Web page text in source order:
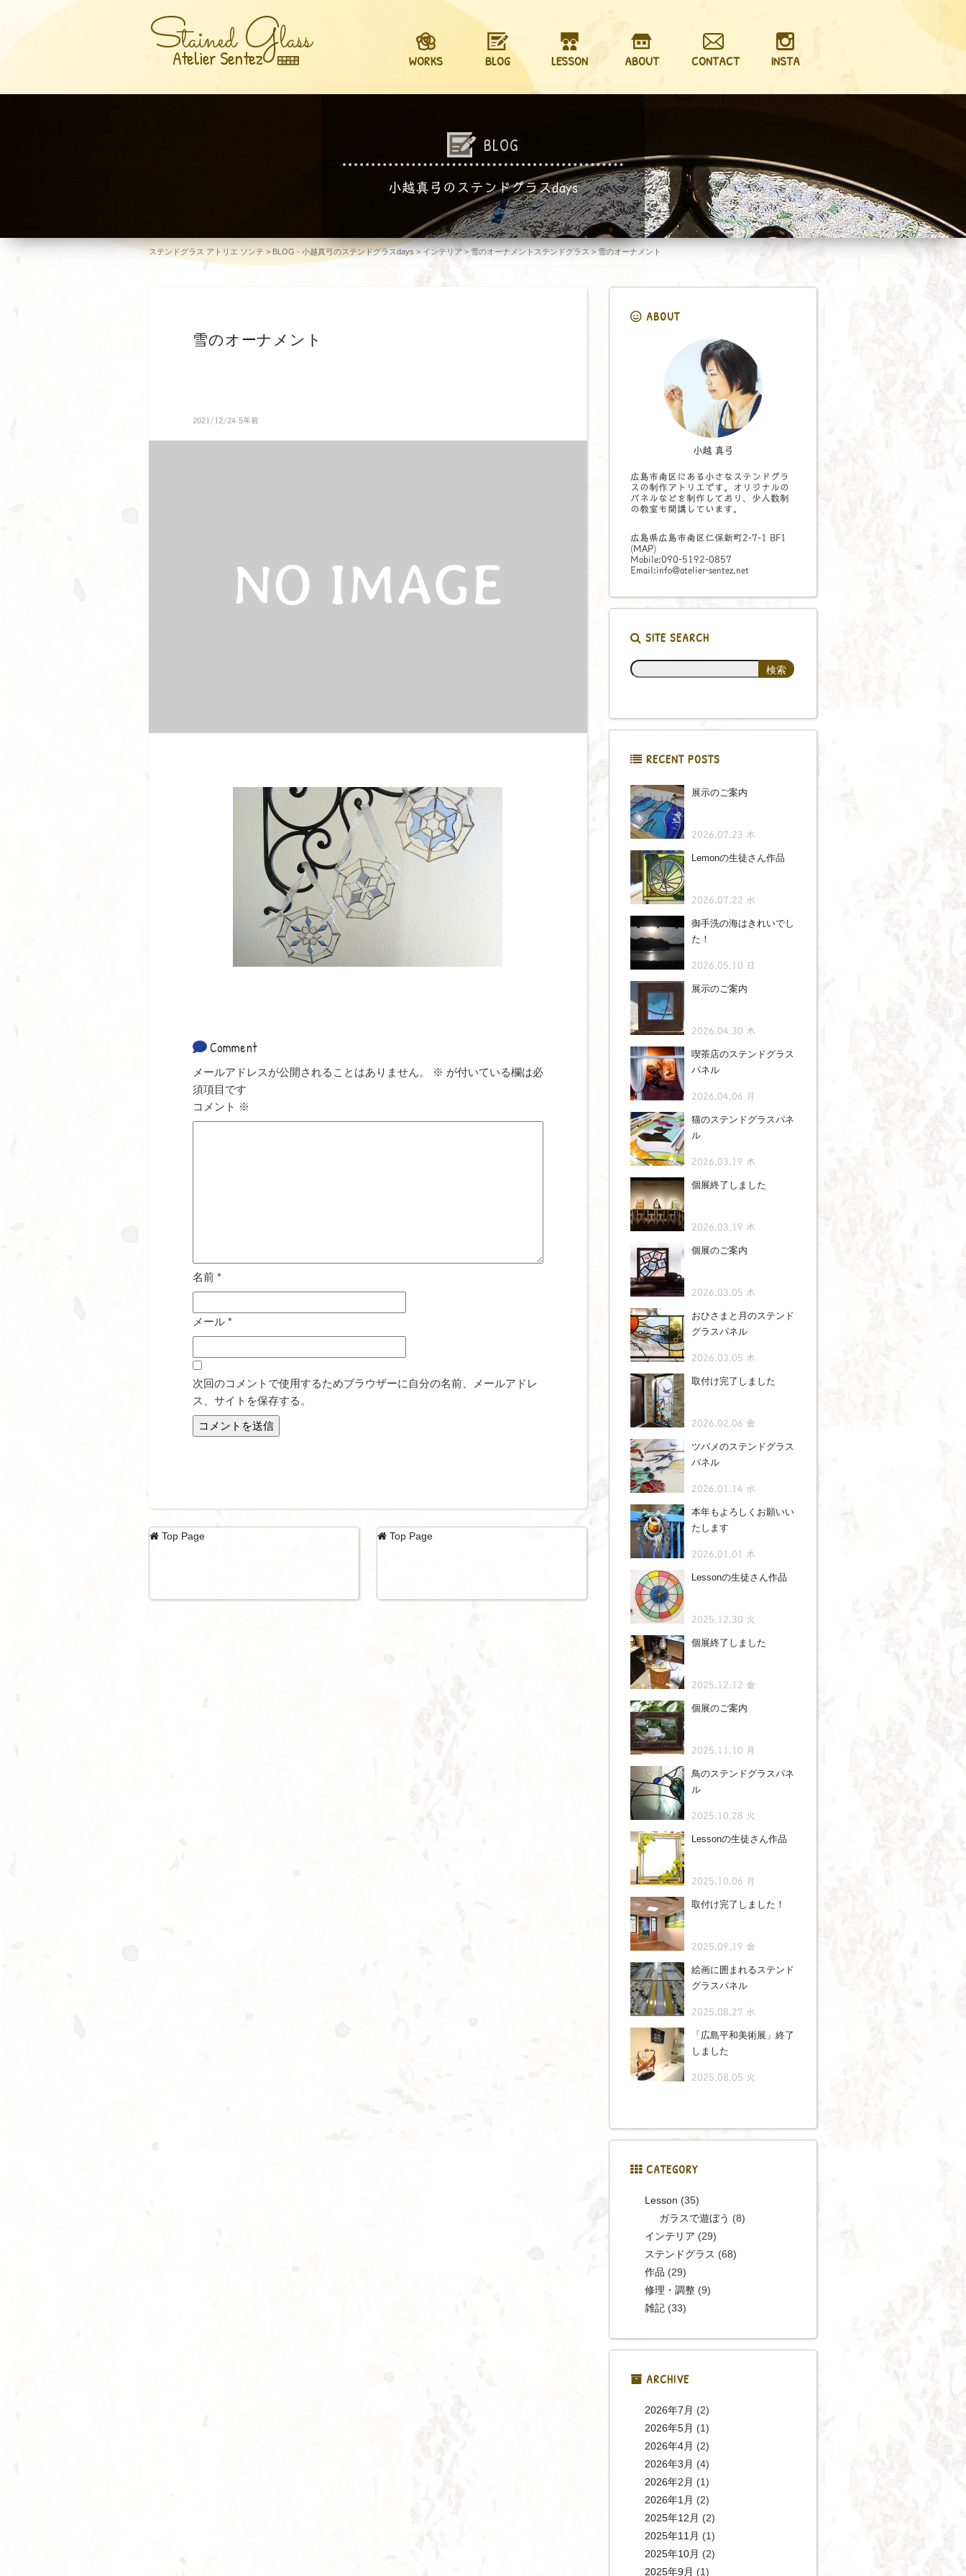
Stained Glass
Atelier Sentez WORKS BLOG LESSON ABOUT CONTACT INSTA
BLOG
小越真弓のステンドグラスdays
ステンドグラス アトリエ ソンテ > BLOG - 小越真弓のステンドグラスdays > インテリア> 雪のオーナメントステンドグラス> 雪のオーナメント
雪のオーナメント
2021/12/24 5年前
Comment
メールアドレスが公開されることはありません。 ※ が付いている欄は必
須項目です
コメント ※
名前 *
メール *
次回のコメントで使用するためブラウザーに自分の名前、メールアドレ
ス、サイトを保存する。
Top Page Top Page
ABOUT
小越 真弓
広島市南区にある小さなステンドグラ
スの制作アトリエです。オリジナルの
パネルなどを制作しており、少人数制
の教室も開講しています。
広島県広島市南区仁保新町2-7-1 BF1
(MAP)
Mobile:090-5192-0857
Email:info@atelier-sentez.net
SITE SEARCH
RECENT POSTS
展示のご案内
2026.07.23 木
Lemonの生徒さん作品
2026.07.22 水
御手洗の海はきれいでし
た！
2026.05.10 日
展示のご案内
2026.04.30 木
喫茶店のステンドグラス
パネル
2026.04.06 月
猫のステンドグラスパネ
ル
2026.03.19 木
個展終了しました
2026.03.19 木
個展のご案内
2026.03.05 木
おひさまと月のステンド
グラスパネル
2026.03.05 木
取付け完了しました
2026.02.06 金
ツバメのステンドグラス
パネル
2026.01.14 水
本年もよろしくお願いい
たします
2026.01.01 木
Lessonの生徒さん作品
2025.12.30 火
個展終了しました
2025.12.12 金
個展のご案内
2025.11.10 月
鳥のステンドグラスパネ
ル
2025.10.28 火
Lessonの生徒さん作品
2025.10.06 月
取付け完了しました！
2025.09.19 金
絵画に囲まれるステンド
グラスパネル
2025.08.27 水
「広島平和美術展」終了
しました
2025.08.05 火
CATEGORY
Lesson (35)
ガラスで遊ぼう (8)
インテリア (29)
ステンドグラス (68)
作品 (29)
修理・調整(9)
雑記(33)
ARCHIVE
2026年7月 (2)
2026年5月 (1)
2026年4月 (2)
2026年3月 (4)
2026年2月 (1)
2026年1月 (2)
2025年12月 (2)
2025年11月 (1)
2025年10月 (2)
2025年9月 (1)